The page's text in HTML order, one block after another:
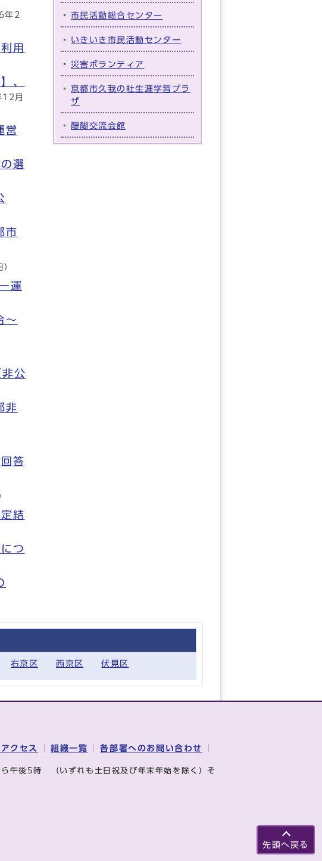
年2
用
、
12月
営
選
市
運
～
公
非
答
結
つ
市民活動総合センター
いきいき市民活動センター
災害ボランティア
京都市久我の杜生涯学習プラ
ザ
醍醐交流会館
右京区 西京区 伏見区
先頭へ戻る
クセス 組織一覧 各部署へのお問い合わせ
ら午後5時 （いずれも土日祝及び年末年始を除く）そ